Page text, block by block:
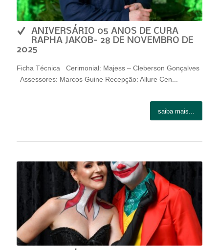
ANIVERSÁRIO 05 ANOS DE CURA
RAPHA JAKOB- 28 DE NOVEMBRO DE
2025
Ficha Técnica Cerimonial: Majess – Cleberson Gonçalves
Assessores: Marcos Guine Recepção: Allure Cen...
saiba mais...